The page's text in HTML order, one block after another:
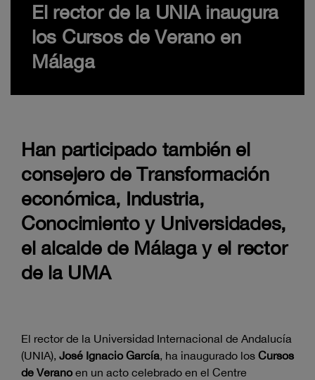
El rector de la UNIA inaugura
los Cursos de Verano en
Málaga
Han participado también el
consejero de Transformación
económica, Industria,
Conocimiento y Universidades,
el alcalde de Málaga y el rector
de la UMA
El rector de la Universidad Internacional de Andalucía
(UNIA), José Ignacio García, ha inaugurado los Cursos
de Veranoen un acto celebrado en el Centre